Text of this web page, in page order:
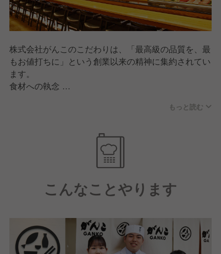
株式会社がんこのこだわりは、「最高級の品質を、最
もお値打ちに」という創業以来の精神に集約されてい
ます。
食材への執念
腐、米など厳選した素材を自社工場で加工。中間コス
「お屋敷」という文化再生
歴史的価値のある邸宅を買い取り、庭園と共に保存・
再生。高級な空間で手頃な料理を楽しめる「お屋敷レ
ストラン」は、同社独自の文化貢献です。
伝統×革新の調理
DXを導入。誰が作っても「がんこの味」を守れる科
学的な仕組みづくりにこだわっています。
もっと読む
こんなことやります